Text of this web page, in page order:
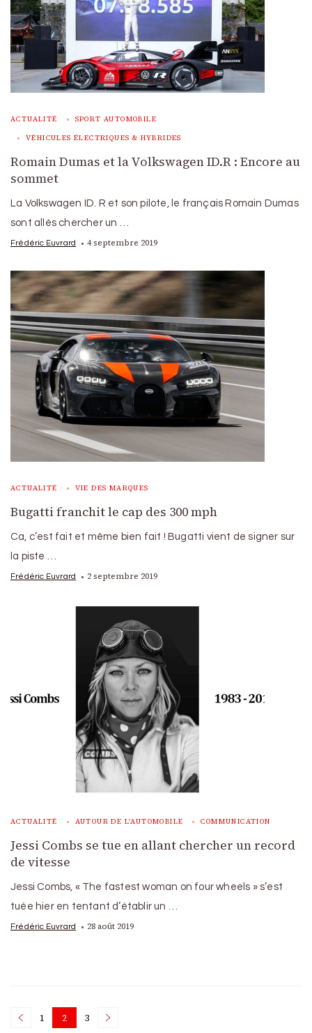
ACTUALITÉ SPORT AUTOMOBILE
VÉHICULES ÉLECTRIQUES & HYBRIDES
Romain Dumas et la Volkswagen ID.R : Encore au
sommet
La Volkswagen ID. R et son pilote, le français Romain Dumas
sont allés chercher un …
Frédéric Euvrard 4 septembre 2019
ACTUALITÉ VIE DES MARQUES
Bugatti franchit le cap des 300 mph
Ca, c’est fait et même bien fait ! Bugatti vient de signer sur
la piste …
Frédéric Euvrard 2 septembre 2019
ACTUALITÉ AUTOUR DE L'AUTOMOBILE COMMUNICATION
Jessi Combs se tue en allant chercher un record
de vitesse
Jessi Combs, « The fastest woman on four wheels » s’est
tuée hier en tentant d’établir un …
Frédéric Euvrard 28 août 2019
Posts
Page
1 Page
2 Page
3